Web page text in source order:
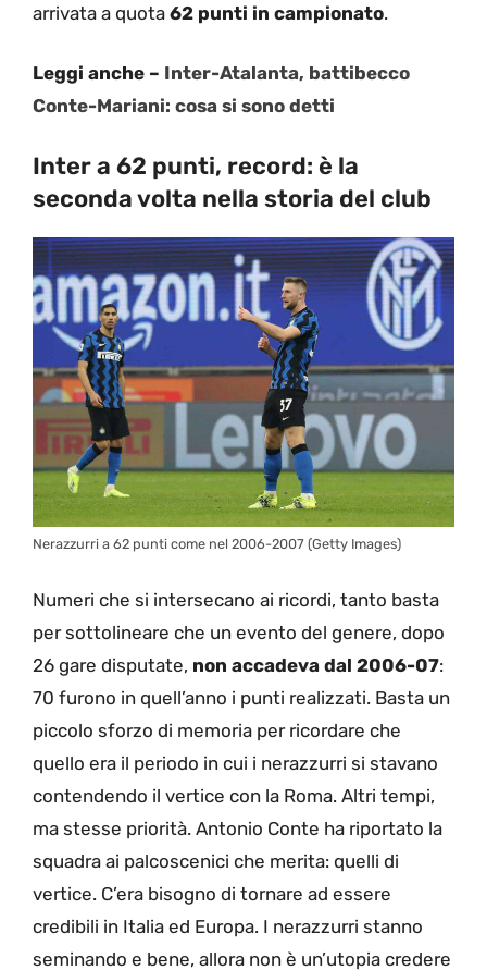
arrivata a quota 62 punti in campionato.
Leggi anche – Inter-Atalanta, battibecco
Conte-Mariani: cosa si sono detti
Inter a 62 punti, record: è la
seconda volta nella storia del club
Nerazzurri a 62 punti come nel 2006-2007 (Getty Images)
Numeri che si intersecano ai ricordi, tanto basta
per sottolineare che un evento del genere, dopo
26 gare disputate, non accadeva dal 2006-07:
70 furono in quell’anno i punti realizzati. Basta un
piccolo sforzo di memoria per ricordare che
quello era il periodo in cui i nerazzurri si stavano
contendendo il vertice con la Roma. Altri tempi,
ma stesse priorità. Antonio Conte ha riportato la
squadra ai palcoscenici che merita: quelli di
vertice. C’era bisogno di tornare ad essere
credibili in Italia ed Europa. I nerazzurri stanno
seminando e bene, allora non è un’utopia credere